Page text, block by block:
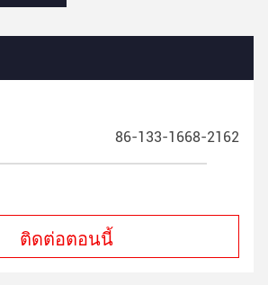
86-133-1668-2162
ติดต่อตอนนี้